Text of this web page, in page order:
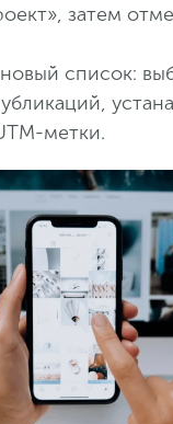
затем
список:
метки.